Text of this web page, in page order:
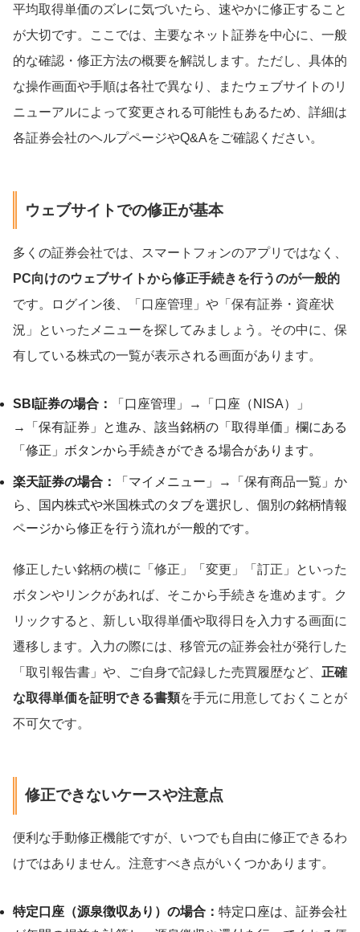
平均取得単価のズレに気づいたら、速やかに修正すること
が大切です。ここでは、主要なネット証券を中心に、一般
的な確認・修正方法の概要を解説します。ただし、具体的
な操作画面や手順は各社で異なり、またウェブサイトのリ
ニューアルによって変更される可能性もあるため、詳細は
各証券会社のヘルプページやQ&Aをご確認ください。
ウェブサイトでの修正が基本
多くの証券会社では、スマートフォンのアプリではなく、
PC向けのウェブサイトから修正手続きを行うのが一般的
です。ログイン後、「口座管理」や「保有証券・資産状
況」といったメニューを探してみましょう。その中に、保
有している株式の一覧が表示される画面があります。
SBI証券の場合：
「口座管理」→「口座（NISA）」
→「保有証券」と進み、該当銘柄の「取得単価」欄にある
「修正」ボタンから手続きができる場合があります。
楽天証券の場合：
「マイメニュー」→「保有商品一覧」か
ら、国内株式や米国株式のタブを選択し、個別の銘柄情報
ページから修正を行う流れが一般的です。
修正したい銘柄の横に「修正」「変更」「訂正」といった
ボタンやリンクがあれば、そこから手続きを進めます。ク
リックすると、新しい取得単価や取得日を入力する画面に
遷移します。入力の際には、移管元の証券会社が発行した
「取引報告書」や、ご自身で記録した売買履歴など、 正確
な取得単価を証明できる書類を手元に用意しておくことが
不可欠です。
修正できないケースや注意点
便利な手動修正機能ですが、いつでも自由に修正できるわ
けではありません。注意すべき点がいくつかあります。
特定口座（源泉徴収あり）の場合： 特定口座は、証券会社